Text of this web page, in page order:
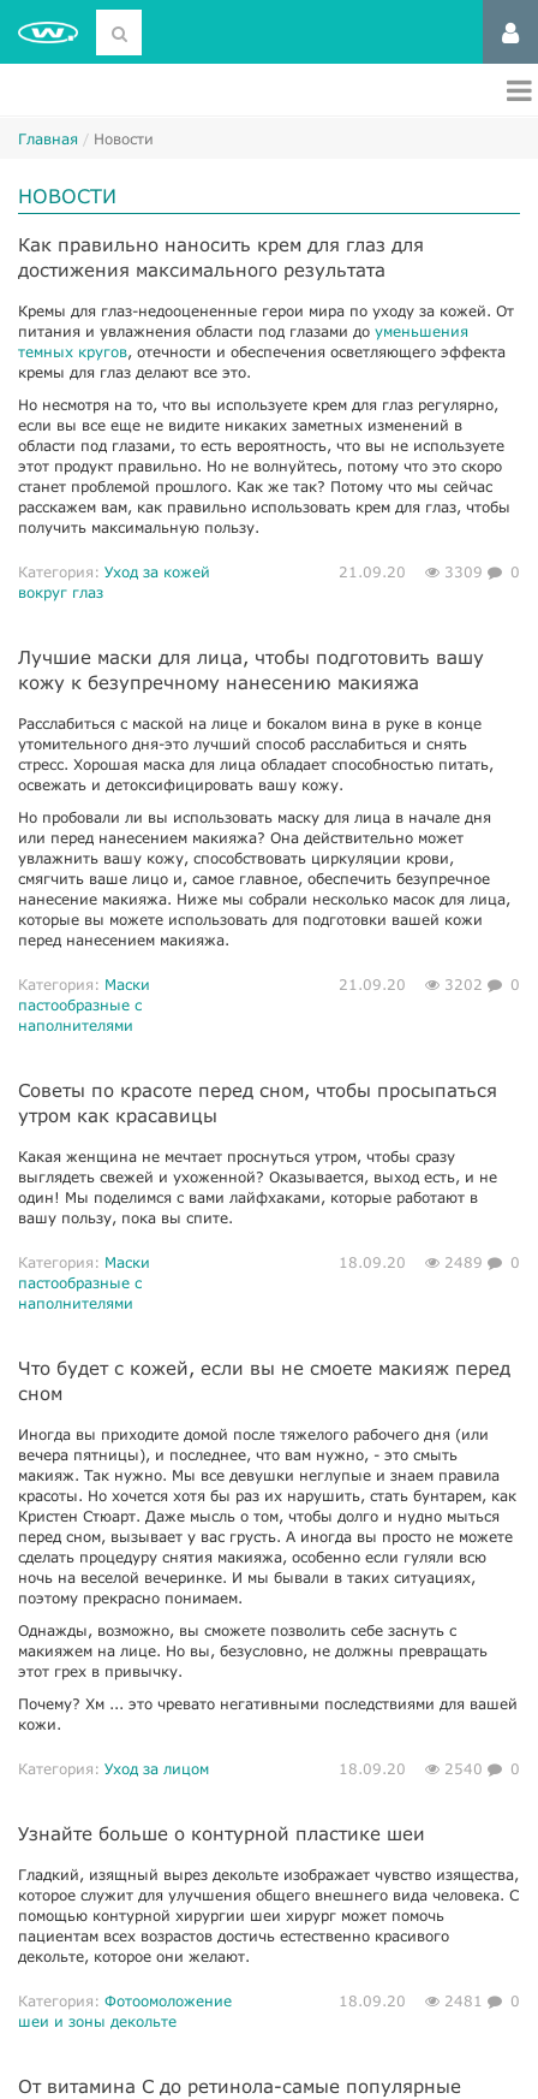
Главная Новости
НОВОСТИ
Как правильно наносить крем для глаз для
достижения максимального результата
Кремы для глаз-недооцененные герои мира по уходу за кожей. От
питания и увлажнения области под глазами до уменьшения
темных кругов, отечности и обеспечения осветляющего эффекта
кремы для глаз делают все это.
Но несмотря на то, что вы используете крем для глаз регулярно,
если вы все еще не видите никаких заметных изменений в
области под глазами, то есть вероятность, что вы не используете
этот продукт правильно. Но не волнуйтесь, потому что это скоро
станет проблемой прошлого. Как же так? Потому что мы сейчас
расскажем вам, как правильно использовать крем для глаз, чтобы
получить максимальную пользу.
Категория: Уход за кожей
вокруг глаз
21.09.20 3309 0
Лучшие маски для лица, чтобы подготовить вашу
кожу к безупречному нанесению макияжа
Расслабиться с маской на лице и бокалом вина в руке в конце
утомительного дня-это лучший способ расслабиться и снять
стресс. Хорошая маска для лица обладает способностью питать,
освежать и детоксифицировать вашу кожу.
Но пробовали ли вы использовать маску для лица в начале дня
или перед нанесением макияжа? Она действительно может
увлажнить вашу кожу, способствовать циркуляции крови,
смягчить ваше лицо и, самое главное, обеспечить безупречное
нанесение макияжа. Ниже мы собрали несколько масок для лица,
которые вы можете использовать для подготовки вашей кожи
перед нанесением макияжа.
Категория: Маски
пастообразные с
наполнителями
21.09.20 3202 0
Советы по красоте перед сном, чтобы просыпаться
утром как красавицы
Какая женщина не мечтает проснуться утром, чтобы сразу
выглядеть свежей и ухоженной? Оказывается, выход есть, и не
один! Мы поделимся с вами лайфхаками, которые работают в
вашу пользу, пока вы спите.
Категория: Маски
пастообразные с
наполнителями
18.09.20 2489 0
Что будет с кожей, если вы не смоете макияж перед
сном
Иногда вы приходите домой после тяжелого рабочего дня (или
вечера пятницы), и последнее, что вам нужно, - это смыть
макияж. Так нужно. Мы все девушки неглупые и знаем правила
красоты. Но хочется хотя бы раз их нарушить, стать бунтарем, как
Кристен Стюарт. Даже мысль о том, чтобы долго и нудно мыться
перед сном, вызывает у вас грусть. А иногда вы просто не можете
сделать процедуру снятия макияжа, особенно если гуляли всю
ночь на веселой вечеринке. И мы бывали в таких ситуациях,
поэтому прекрасно понимаем.
Однажды, возможно, вы сможете позволить себе заснуть с
макияжем на лице. Но вы, безусловно, не должны превращать
этот грех в привычку.
Почему? Хм ... это чревато негативными последствиями для вашей
кожи.
Категория: Уход за лицом 18.09.20 2540 0
Узнайте больше о контурной пластике шеи
Гладкий, изящный вырез декольте изображает чувство изящества,
которое служит для улучшения общего внешнего вида человека. С
помощью контурной хирургии шеи хирург может помочь
пациентам всех возрастов достичь естественно красивого
декольте, которое они желают.
Категория: Фотоомоложение
шеи и зоны декольте
18.09.20 2481 0
От витамина С до ретинола-самые популярные